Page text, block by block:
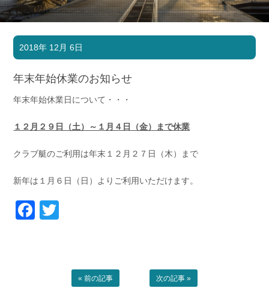
マリンクラブ
マリンライフを堪能したい！
ボート販売
ボート免許
長年の実績と信頼！
Shop Info.
お問い合わせ
Contact us
会社概要
Company
採用情報 リンク集
2018年 12月 6日
年末年始休業のお知らせ
年末年始休業日について・・・
１２月２９日（土）～１月４日（金）まで休業
クラブ艇のご利用は年末１２月２７日（木）まで
新年は１月６日（日）よりご利用いただけます。
Facebook
« 前の記事 次の記事 »